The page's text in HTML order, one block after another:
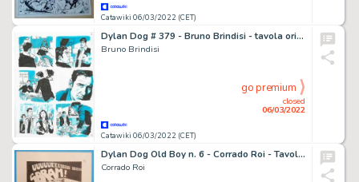
Catawiki 06/03/2022 (CET)
Dylan Dog # 379 - Bruno Brindisi - tavola originale "Il Tango della Anime Perse" - Page volante - Exemplaire unique - (2018)
Bruno Brindisi
Catawiki 06/03/2022 (CET)
closed
06/03/2022
go premium
Dylan Dog Old Boy n. 6 - Corrado Roi - Tavola Originale "Gli esorcisti" - Page volante - Exemplaire unique - (2021)
Corrado Roi